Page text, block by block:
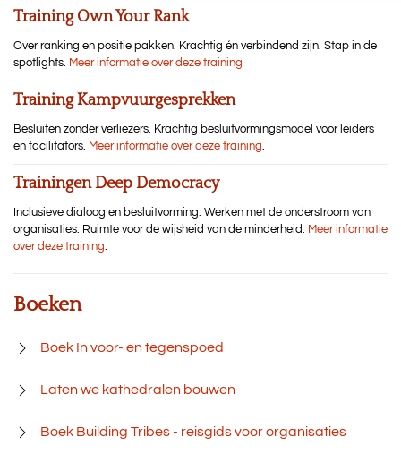
Training Own Your Rank
Over ranking en positie pakken. Krachtig én verbindend zijn. Stap in de
spotlights. Meer informatie over deze training
Training Kampvuurgesprekken
Besluiten zonder verliezers. Krachtig besluitvormingsmodel voor leiders
en facilitators. Meer informatie over deze training.
Trainingen Deep Democracy
Inclusieve dialoog en besluitvorming. Werken met de onderstroom van
organisaties. Ruimte voor de wijsheid van de minderheid. Meer informatie
over deze training.
Boeken
Boek In voor- en tegenspoed
Laten we kathedralen bouwen
Boek Building Tribes - reisgids voor organisaties